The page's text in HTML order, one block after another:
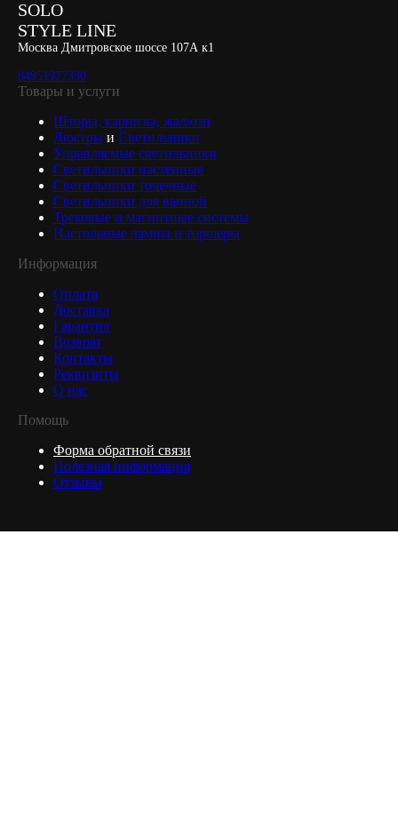
SOLO
STYLE LINE
Москва Дмитровское шоссе 107А к1
84951977330
Товары и услуги
Шторы, карнизы, жалюзи
Люстры и Светильники
Управляемые светильники
Светильники настенные
Светильники точечные
Светильники для ванной
Трековые и магнитные системы
Настольные лампы и торшеры
Информация
Оплата
Доставка
Гарантия
Возврат
Контакты
Реквизиты
О нас
Помощь
Форма обратной связи
Полезная информация
Отзывы